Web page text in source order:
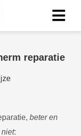
reparatie
beter en
niet: